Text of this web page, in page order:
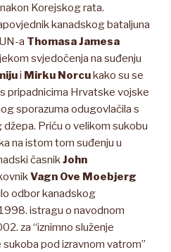
Korejskog rata.
kanadskog bataljuna
a Thomasa Jamesa
svjedočenja na suđenju
i Mirku Norcukako su se
pripadnicima Hrvatske vojske
sporazuma odugovlačila s
Priču o velikom sukobu
na istom tom suđenju u
časnikJohn
Vagn Ove Moebjerg
odbor kanadskog
istragu o navodnom
za “iznimno služenje
pod izravnom vatrom”